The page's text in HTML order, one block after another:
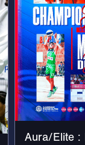
Aura/Elite :